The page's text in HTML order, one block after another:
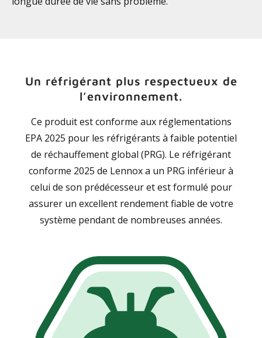
Un réfrigérant plus respectueux de
l’environnement.
Ce produit est conforme aux réglementations
EPA 2025 pour les réfrigérants à faible potentiel
de réchauffement global (PRG). Le réfrigérant
conforme 2025 de Lennox a un PRG inférieur à
celui de son prédécesseur et est formulé pour
assurer un excellent rendement fiable de votre
système pendant de nombreuses années.